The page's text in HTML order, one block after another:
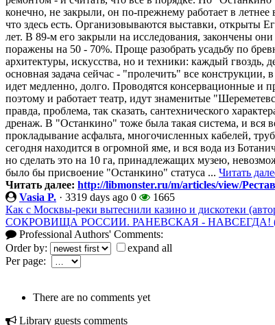
конечно, не закрыли, он по-прежнему работает в
что здесь есть. Организовываются выставки, открыты
лет. В 89-м его закрыли на исследования, закончены
поражены на 50 - 70%. Проще разобрать усадьбу по
архитектуры, искусства, но и техники: каждый гвоздь,
основная задача сейчас - "пролечить" все конструкции,
идет медленно, долго. Проводятся консервационные и
поэтому и работает театр, идут знаменитые
правда, проблема, так сказать, сантехнического
дренаж. В "Останкино" тоже была такая система, и вся
прокладывание асфальта, многочисленных кабелей,
сегодня находится в огромной яме, и вся вода из
но сделать это на 10 га, принадлежащих музею,
было бы присвоение "Останкино" статуса ... Читать
Читать далее: http://libmonster.ru/m/articles/view/
Vasia P. · 3319 days ago 0
1665
Как с Москвы-реки вытеснили казино и дискотеки
СОКРОВИЩА РОССИИ. РАНЕВСКАЯ - НАВСЕГДА!
Professional Authors' Comments:
Order by:
expand all
Per page:
There are no comments yet
Library guests comments